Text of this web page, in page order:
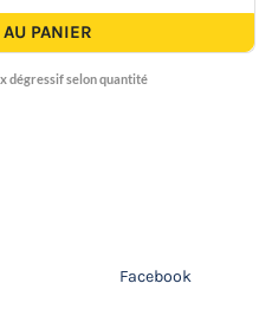
PANIER
dégressif selon quantité
Facebook